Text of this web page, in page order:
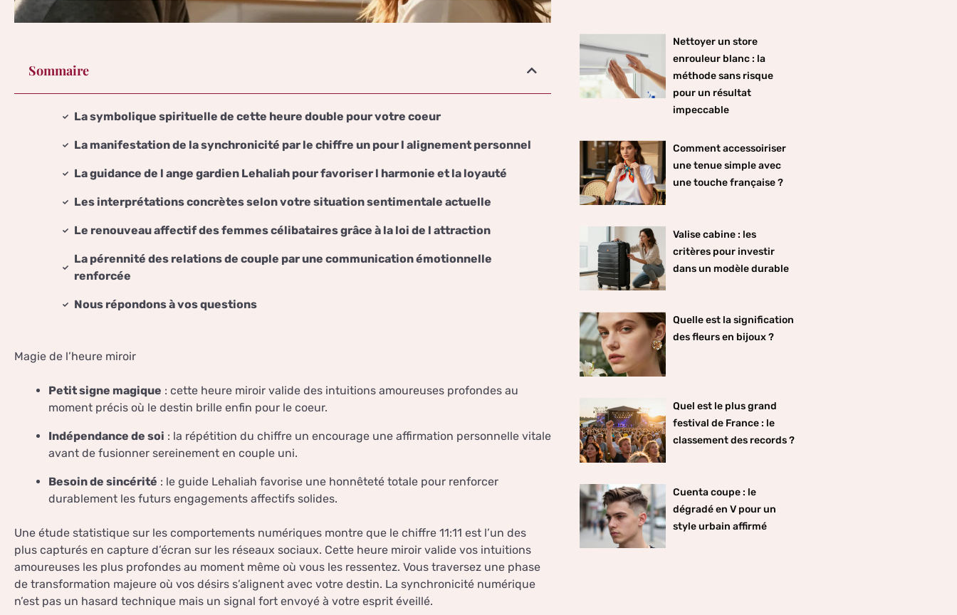
Sommaire
La symbolique spirituelle de cette heure double pour votre coeur
La manifestation de la synchronicité par le chiffre un pour l alignement personnel
La guidance de l ange gardien Lehaliah pour favoriser l harmonie et la loyauté
Les interprétations concrètes selon votre situation sentimentale actuelle
Le renouveau affectif des femmes célibataires grâce à la loi de l attraction
La pérennité des relations de couple par une communication émotionnelle
renforcée
Nous répondons à vos questions
Magie de l’heure miroir
Petit signe magique : cette heure miroir valide des intuitions amoureuses profondes au
moment précis où le destin brille enfin pour le coeur.
Indépendance de soi : la répétition du chiffre un encourage une affirmation personnelle vitale
avant de fusionner sereinement en couple uni.
Besoin de sincérité : le guide Lehaliah favorise une honnêteté totale pour renforcer
durablement les futurs engagements affectifs solides.
Une étude statistique sur les comportements numériques montre que le chiffre 11:11 est l’un des
plus capturés en capture d’écran sur les réseaux sociaux. Cette heure miroir valide vos intuitions
amoureuses les plus profondes au moment même où vous les ressentez. Vous traversez une phase
de transformation majeure où vos désirs s’alignent avec votre destin. La synchronicité numérique
n’est pas un hasard technique mais un signal fort envoyé à votre esprit éveillé.
Nettoyer un store
enrouleur blanc : la
méthode sans risque
pour un résultat
impeccable
Comment accessoiriser
une tenue simple avec
une touche française ?
Valise cabine : les
critères pour investir
dans un modèle durable
Quelle est la signification
des fleurs en bijoux ?
Quel est le plus grand
festival de France : le
classement des records ?
Cuenta coupe : le
dégradé en V pour un
style urbain affirmé